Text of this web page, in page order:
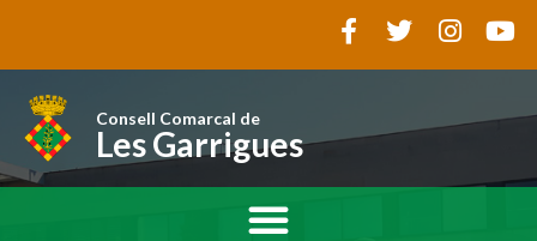
Consell Comarcal de
Les Garrigues